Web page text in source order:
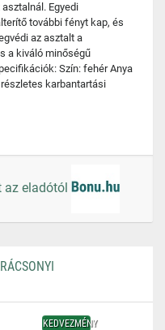
Egyedi
további fényt kap, és
az asztalt a
a kiváló minőségű
Szín: fehér Anya
karbantartási
az eladótól
KEDVEZMÉNY